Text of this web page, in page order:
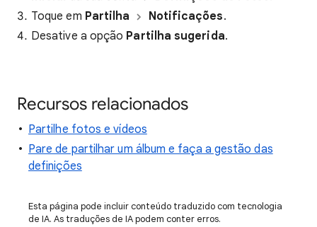
Toque em Partilha Notificações.
Desative a opção Partilha sugerida.
Recursos relacionados
Partilhe fotos e vídeos
Pare de partilhar um álbum e faça a gestão das
definições
Esta página pode incluir conteúdo traduzido com tecnologia
de IA. As traduções de IA podem conter erros.